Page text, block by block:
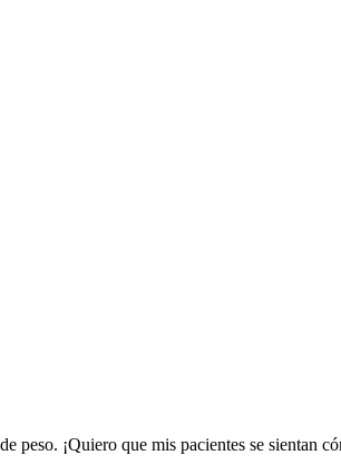
peso. ¡Quiero que mis pacientes se